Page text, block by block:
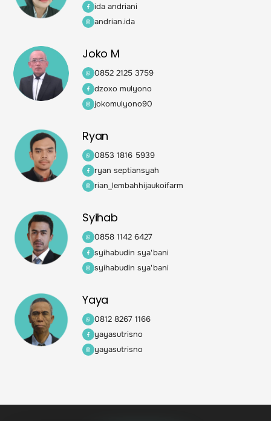
ida andriani
andrian.ida
Joko M
0852 2125 3759
dzoxo mulyono
jokomulyono90
Ryan
0853 1816 5939
ryan septiansyah
rian_lembahhijaukoifarm
Syihab
0858 1142 6427
syihabudin sya'bani
syihabudin sya'bani
Yaya
0812 8267 1166
yayasutrisno
yayasutrisno